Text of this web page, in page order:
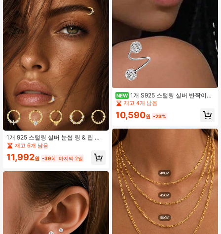
1개 925 스털링 실버 눈썹 링 & 립 링
세트 여성 남성용, CZ 바디 피어싱 주
얼리, 저자극성 곡선 바벨 헬릭스 트라
거스 연골 주얼리
재고 6개 남음
11,992원 -39% 마지막 2일
NEW 1개 S925 스털링 실버 반짝이는
샴발라 S자형 지르코니아 볼 스크류-
핏 코 링, 일상 착용 & 선물용으로 좋습
니다
재고 4개 남음
10,590원 -23%